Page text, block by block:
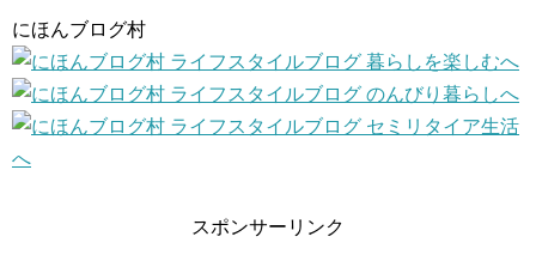
にほんブログ村
スポンサーリンク